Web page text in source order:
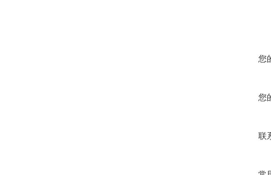
您
您
联